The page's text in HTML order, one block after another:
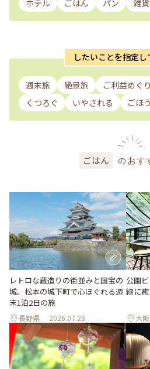
ホテル ごはん パン 雑貨
したいことを指定
週末旅 絶景旅 ご利益めぐり
くつろぐ
いやされる ごほ
ごはん のおす
レトロな蔵造りの街並みと国宝の
城。松本の城下町で心ほぐれる週
末1泊2日の旅
長野県 2026.07.28
公園
緑に
大